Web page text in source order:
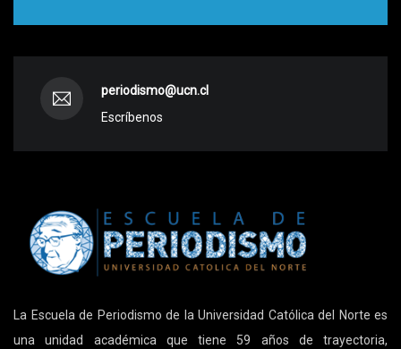
periodismo@ucn.cl
Escríbenos
La Escuela de Periodismo de la Universidad Católica del Norte es
una unidad académica que tiene 59 años de trayectoria,